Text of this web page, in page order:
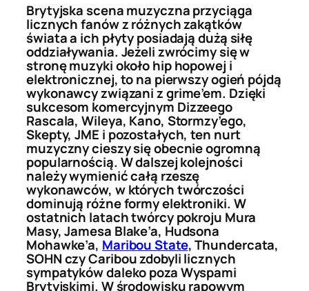
Brytyjska scena muzyczna przyciąga
licznych fanów z różnych zakątków
świata a ich płyty posiadają dużą siłę
oddziaływania. Jeżeli zwrócimy się w
stronę muzyki około hip hopowej i
elektronicznej, to na pierwszy ogień pójdą
wykonawcy związani z grime’em. Dzięki
sukcesom komercyjnym Dizzeego
Rascala, Wileya, Kano, Stormzy’ego,
Skepty, JME i pozostałych, ten nurt
muzyczny cieszy się obecnie ogromną
popularnością. W dalszej kolejności
należy wymienić całą rzeszę
wykonawców, w których twórczości
dominują różne formy elektroniki. W
ostatnich latach twórcy pokroju Mura
Masy, Jamesa Blake’a, Hudsona
Mohawke’a, Maribou State, Thundercata,
SOHN czy Caribou zdobyli licznych
sympatyków daleko poza Wyspami
Brytyjskimi. W środowisku rapowym